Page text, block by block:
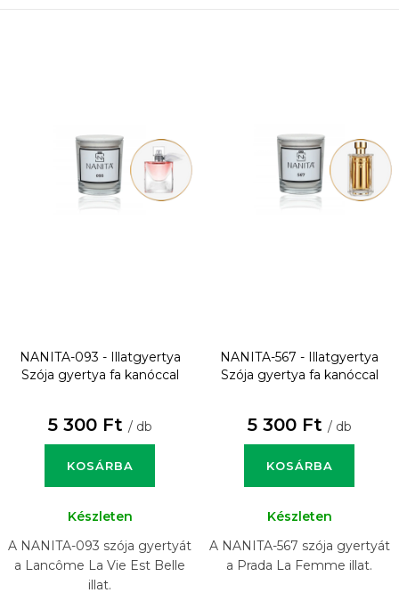
NANITA-093 - Illatgyertya
Szója gyertya fa kanóccal
5 300 Ft / db
KOSÁRBA
Készleten
A NANITA-093 szója gyertyát
a Lancôme La Vie Est Belle
illat.
NANITA-567 - Illatgyertya
Szója gyertya fa kanóccal
5 300 Ft / db
KOSÁRBA
Készleten
A NANITA-567 szója gyertyát
a Prada La Femme illat.